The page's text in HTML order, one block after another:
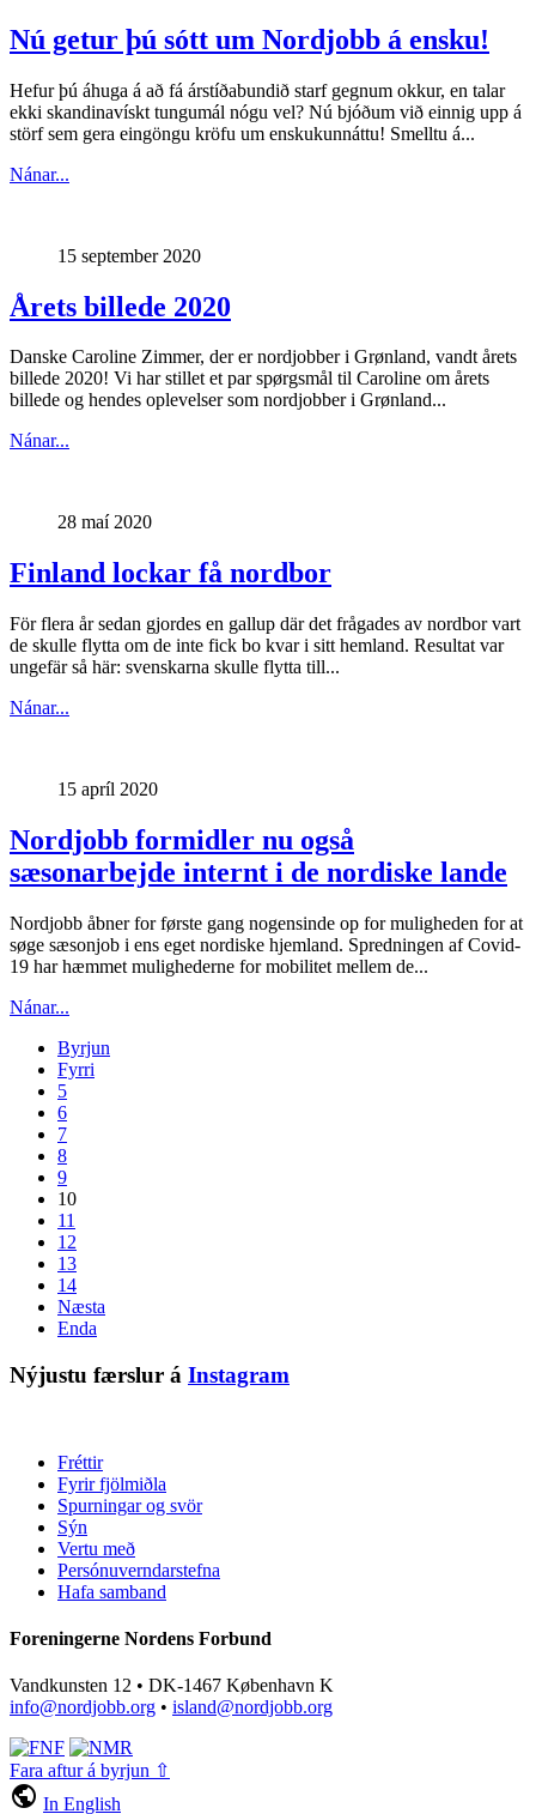
Nú getur þú sótt um Nordjobb á ensku!
Hefur þú áhuga á að fá árstíðabundið starf gegnum okkur, en talar
ekki skandinavískt tungumál nógu vel? Nú bjóðum við einnig upp á
störf sem gera eingöngu kröfu um enskukunnáttu! Smelltu á...
Nánar...
15 september 2020
Årets billede 2020
Danske Caroline Zimmer, der er nordjobber i Grønland, vandt årets
billede 2020! Vi har stillet et par spørgsmål til Caroline om årets
billede og hendes oplevelser som nordjobber i Grønland...
Nánar...
28 maí 2020
Finland lockar få nordbor
För flera år sedan gjordes en gallup där det frågades av nordbor vart
de skulle flytta om de inte fick bo kvar i sitt hemland. Resultat var
ungefär så här: svenskarna skulle flytta till...
Nánar...
15 apríl 2020
Nordjobb formidler nu også
sæsonarbejde internt i de nordiske lande
Nordjobb åbner for første gang nogensinde op for muligheden for at
søge sæsonjob i ens eget nordiske hjemland. Spredningen af Covid-
19 har hæmmet mulighederne for mobilitet mellem de...
Nánar...
Byrjun
Fyrri
5
6
7
8
9
10
11
12
13
14
Næsta
Enda
Nýjustu færslur á Instagram
Fréttir
Fyrir fjölmiðla
Spurningar og svör
Sýn
Vertu með
Persónuverndarstefna
Hafa samband
Foreningerne Nordens Forbund
Vandkunsten 12 • DK-1467 København K
info@nordjobb.org • island@nordjobb.org
Fara aftur á byrjun ⇧
public In English